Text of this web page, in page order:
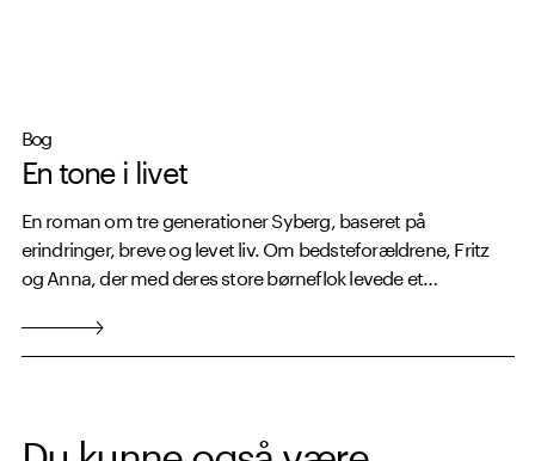
Bog
En tone i livet
En roman om tre generationer Syberg, baseret på
erindringer, breve og levet liv. Om bedsteforældrene, Fritz
og Anna, der med deres store børneflok levede et
hvis kreative årer tilsyneladende tørrer ind. Og om den lille
Karen, der vokser op i kunstnerhjemmet, og den voksne